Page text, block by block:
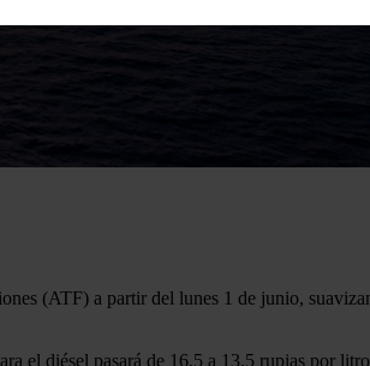
y los anuncios, ofrecer funciones
uso que haga del sitio web con nuestros
con otra información que les haya
(ATF) a partir del lunes 1 de junio,
el diésel pasará de 16,5 a 13,5 rupias por